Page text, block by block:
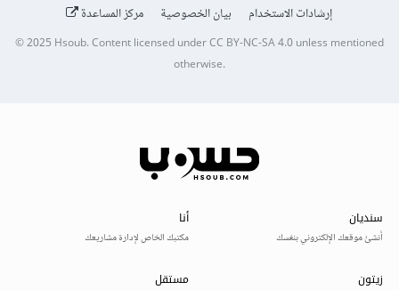
إرشادات الاستخدام
بيان الخصوصية مركز المساعدة
© 2025Hsoub.Content licensed underCC BY-NC-SA 4.0unless mentioned
otherwise.